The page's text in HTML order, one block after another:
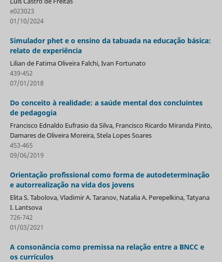
e023023
01/10/2024
Simulador phet e o ensino da tabuada na educação básica:
relato de experiência
Lilian de Fatima Oliveira Falchi, Ivan Fortunato
439-452
07/01/2018
Do conceito à realidade: a saúde mental dos concluintes
de pedagogia
Francisco Ednaldo Eufrasio da Silva, Francisco Ricardo Miranda Pinto,
Damares de Oliveira Moreira, Stela Lopes Soares
453-465
09/06/2019
Orientação profissional como forma de autodeterminação
e autorrealização na vida dos jovens
Elita S. Tabolova, Vladimir A. Taranov, Natalia A. Perepelkina, Tatyana
I. Lantsova
726-742
01/03/2021
A consonância como premissa na relação entre a BNCC e
os currículos